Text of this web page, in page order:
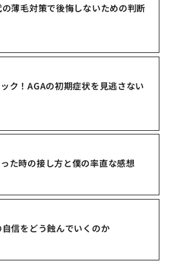
薄毛対策で後悔しないための判断
ク！AGAの初期症状を見逃さない
た時の接し方と僕の率直な感想
信をどう蝕んでいくのか